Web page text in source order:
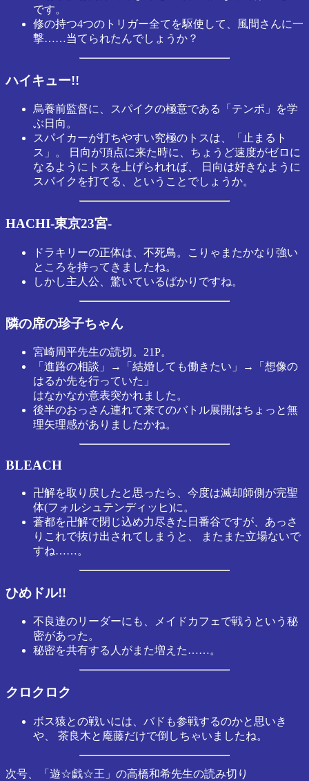
です。
修の持つ4つのトリガー全てを駆使して、風間さんに一
撃……当てられたんでしょうか？
ハイキュー!!
烏養前監督に、スパイクの極意である「テンポ」を学
ぶ日向。
スパイカーが打ちやすい究極のトスは、「止まるト
ス」。 日向が頂点に来た時に、ちょうど速度がゼロに
なるようにトスを上げられれば、 日向は好きなように
スパイクを打てる、ということでしょうか。
HACHI-東京23宮-
ドラキリーの正体は、不死鳥。こりゃまたかなり強い
ところを持ってきましたね。
しかし主人公、驚いているばかりですね。
隣の席の珍子ちゃん
宮崎周平先生の読切。21P。
「進路の相談」→「結婚しても働きたい」→「想像の
はるか先を行っていた」
はなかなか意表突かれました。
後半のおっさん連れて来てのバトル展開はちょっと無
理矢理感がありましたかね。
BLEACH
卍解を取り戻したと思ったら、今度は滅却師側が完聖
体(フォルシュテンディッヒ)に。
蒼都を卍解で閉じ込め力尽きた日番谷ですが、あっさ
りこれで抜け出されてしまうと、 またまた立場ないで
すね……。
ひめドル!!
不良達のリーダーにも、メイドカフェで戦うという秘
密があった。
秘密を共有する人がまた増えた……。
クロクロク
ボス猿との戦いには、バドも参戦するのかと思いき
や、 茶良木と庵藤だけで倒しちゃいましたね。
次号、「遊☆戯☆王」の高橋和希先生の読み切り